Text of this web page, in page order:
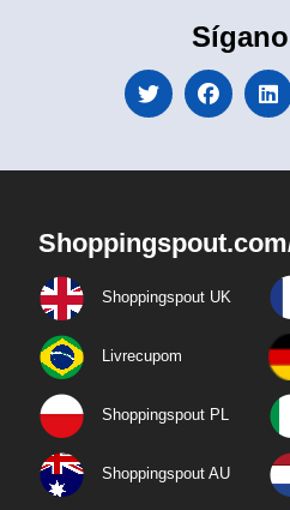
Shoppingspout UK
Livrecupom
Shoppingspout PL
Shoppingspout AU